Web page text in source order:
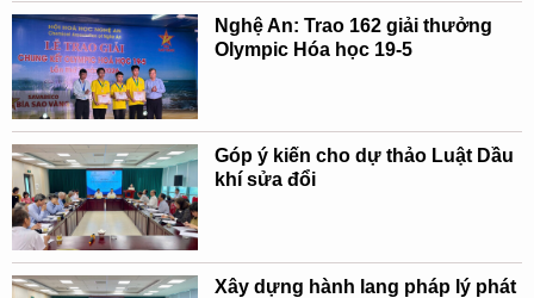
Nghệ An: Trao 162 giải thưởng
Olympic Hóa học 19-5
Góp ý kiến cho dự thảo Luật Dầu
khí sửa đổi
Xây dựng hành lang pháp lý phát